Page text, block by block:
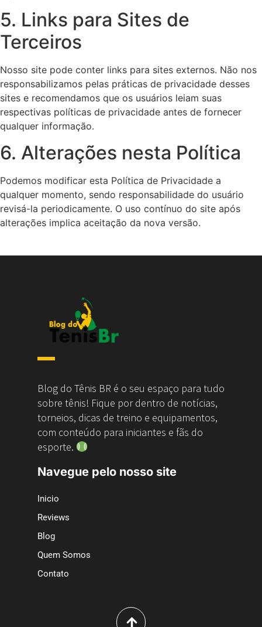
5. Links para Sites de
Terceiros
Nosso site pode conter links para sites externos. Não nos
responsabilizamos pelas práticas de privacidade desses
sites e recomendamos que os usuários leiam suas
respectivas políticas de privacidade antes de fornecer
qualquer informação.
6. Alterações nesta Política
Podemos modificar esta Política de Privacidade a
qualquer momento, sendo responsabilidade do usuário
revisá-la periodicamente. O uso contínuo do site após
alterações implica aceitação da nova versão.
Blog do Tênis BR é o seu espaço para tudo
sobre tênis! Fique por dentro de notícias,
torneios, dicas de treino e equipamentos,
com conteúdo para iniciantes e fãs do
esporte.
Navegue pelo nosso site
Inicio
Reviews
Blog
Quem Somos
Contato